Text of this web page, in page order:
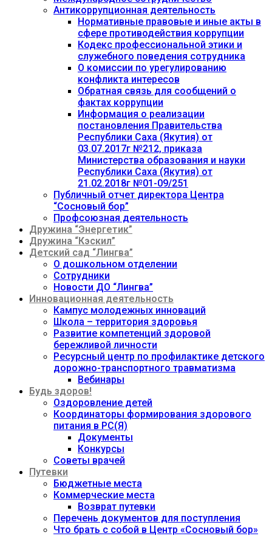
Антикоррупционная деятельность
Нормативные правовые и иные акты в
сфере противодействия коррупции
Кодекс профессиональной этики и
служебного поведения сотрудника
О комиссии по урегулированию
конфликта интересов
Обратная связь для сообщений о
фактах коррупции
Информация о реализации
постановления Правительства
Республики Саха (Якутия) от
03.07.2017г №212, приказа
Министерства образования и науки
Республики Саха (Якутия) от
21.02.2018г №01-09/251
Публичный отчет директора Центра
“Сосновый бор”
Профсоюзная деятельность
Дружина “Энергетик”
Дружина “Кэскил”
Детский сад “Лингва”
О дошкольном отделении
Сотрудники
Новости ДО “Лингва”
Инновационная деятельность
Кампус молодежных инноваций
Школа – территория здоровья
Развитие компетенций здоровой
бережливой личности
Ресурсный центр по профилактике детского
дорожно-транспортного травматизма
Вебинары
Будь здоров!
Оздоровление детей
Координаторы формирования здорового
питания в РС(Я)
Документы
Конкурсы
Советы врачей
Путевки
Бюджетные места
Коммерческие места
Возврат путевки
Перечень документов для поступления
Что брать с собой в Центр «Сосновый бор»